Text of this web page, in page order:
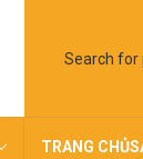
TRANG CHỦ